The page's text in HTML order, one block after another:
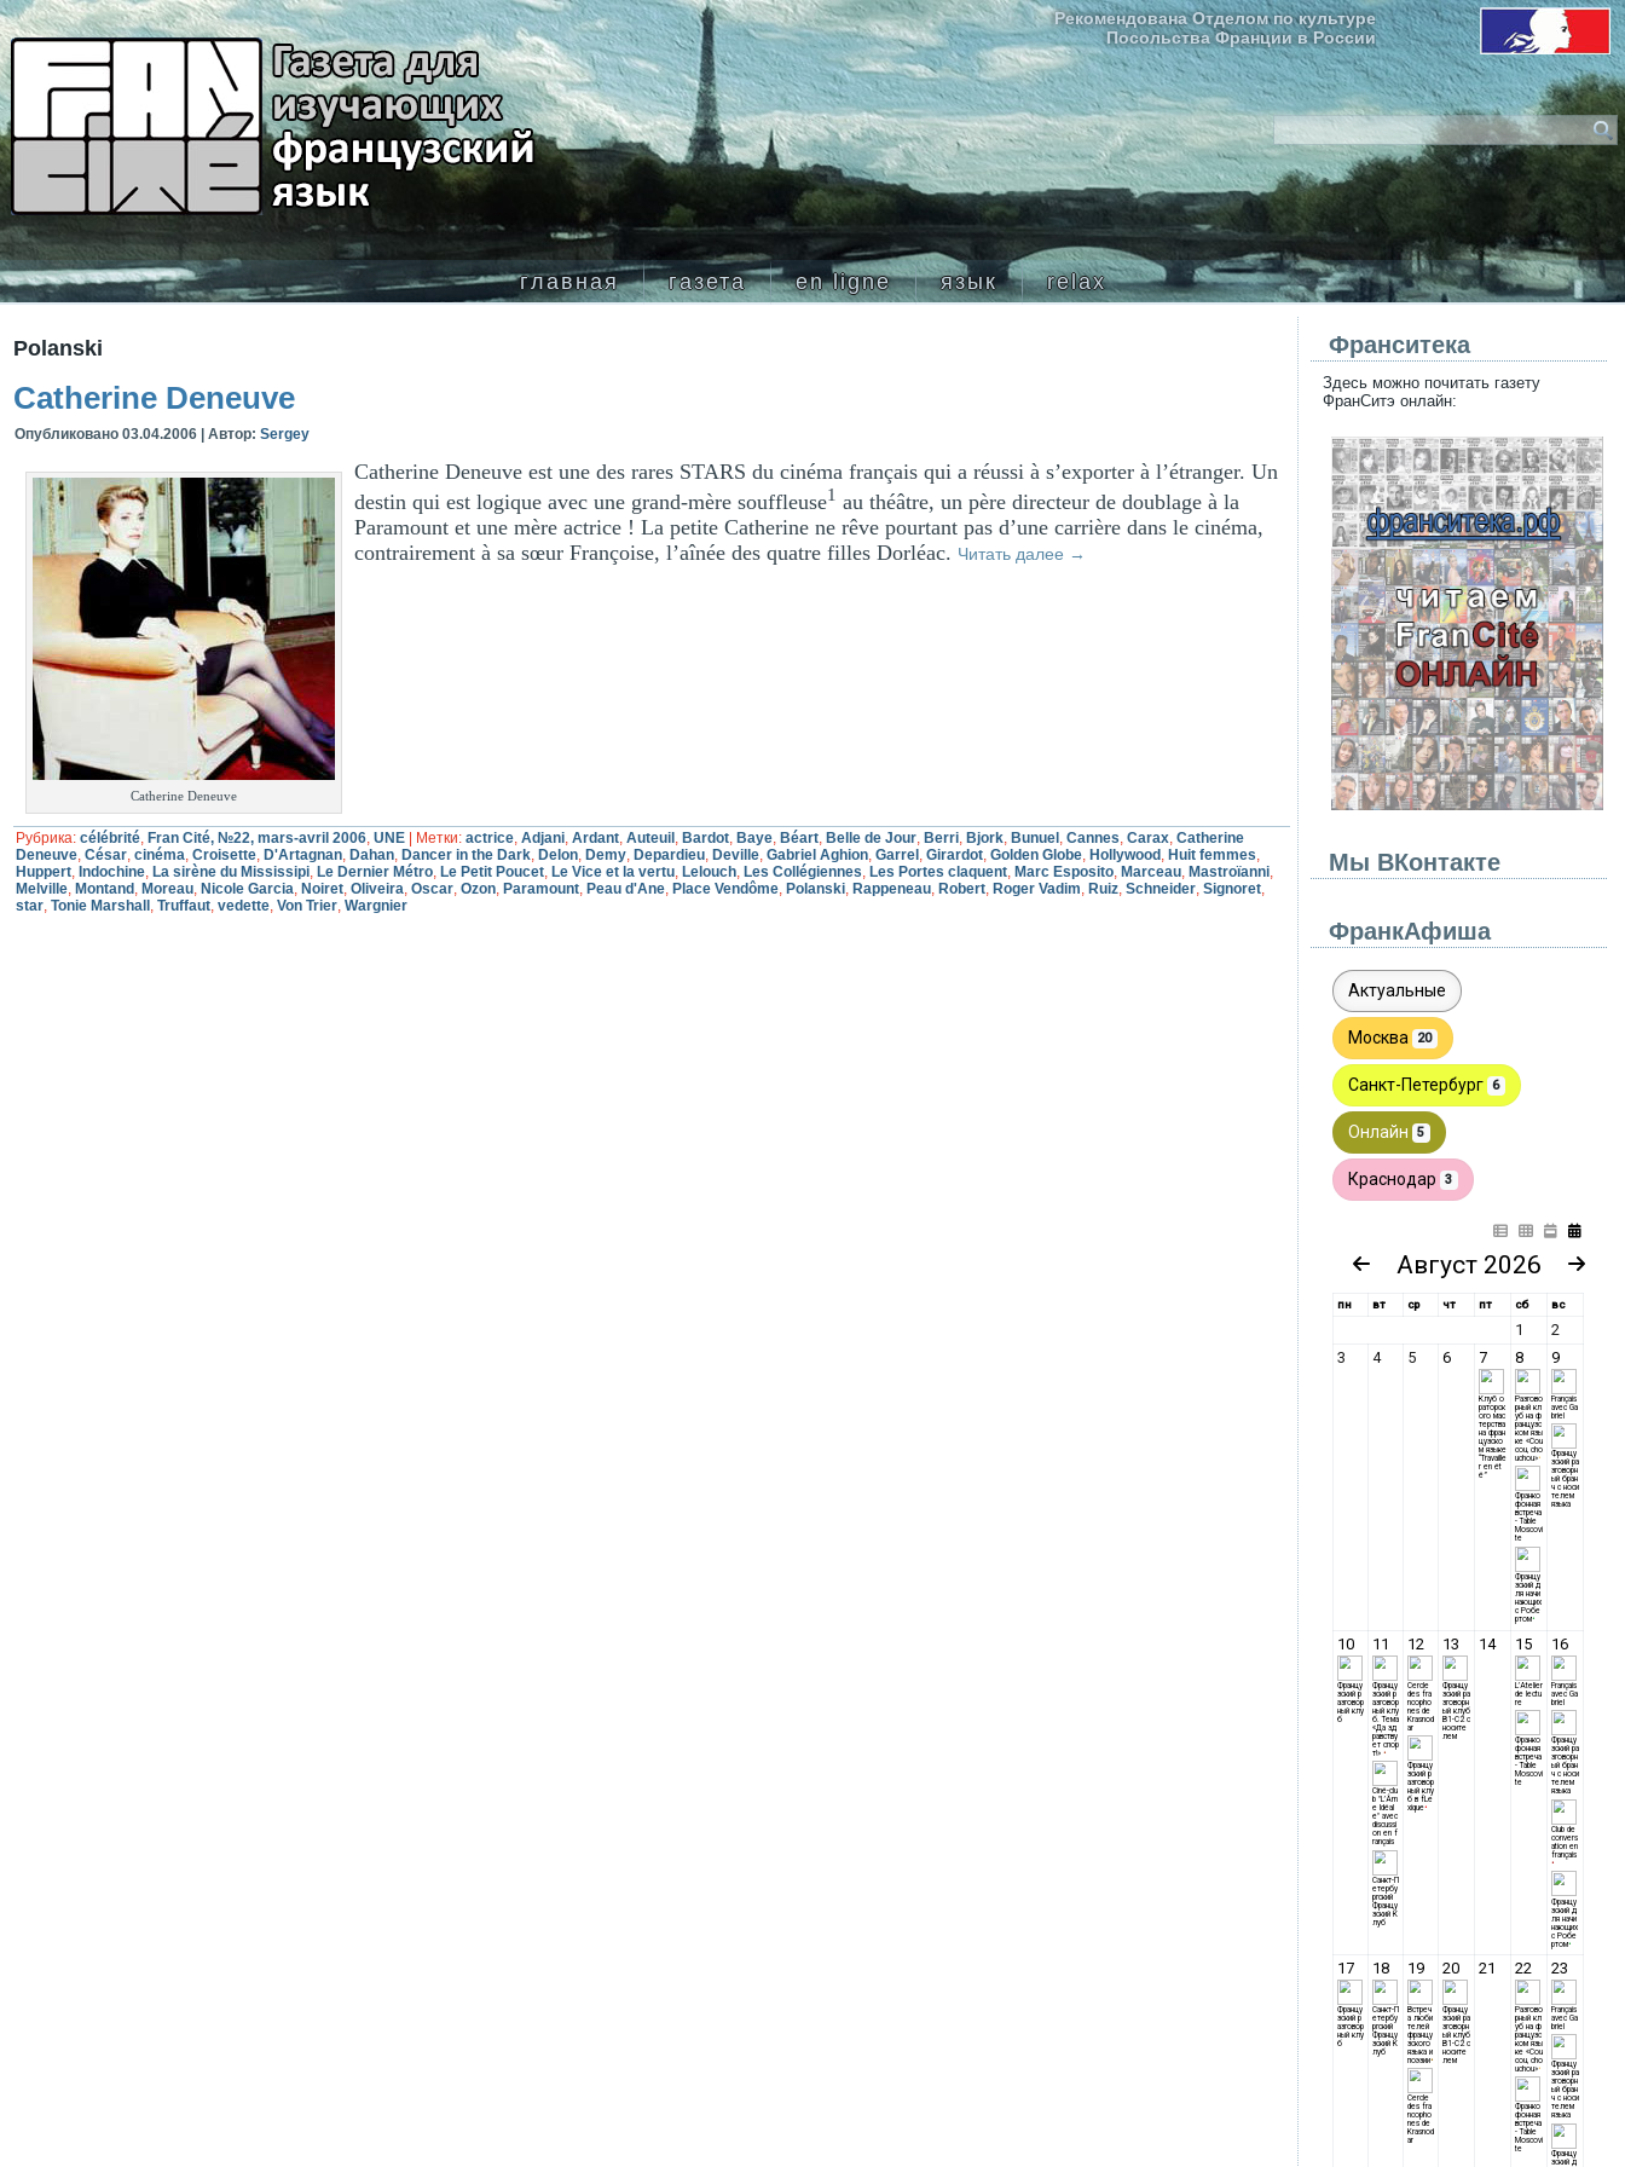
Рекомендована Отделом по культуре
Посольства Франции в России
главная газета en ligne язык relax
Polanski
Catherine Deneuve
Опубликовано 03.04.2006 Автор: Sergey
Catherine Deneuve
Catherine Deneuve est une des rares STARS du cinéma français qui a réussi à s’exporter à l’étranger. Un
destin qui est logique avec une grand-mère souffleuse1 au théâtre, un père directeur de doublage à la
Paramount et une mère actrice ! La petite Catherine ne rêve pourtant pas d’une carrière dans le cinéma,
contrairement à sa sœur Françoise, l’aînée des quatre filles Dorléac. Читать далее →
Рубрика: célébrité, Fran Cité, №22, mars-avril 2006, UNE Метки: actrice, Adjani, Ardant, Auteuil , Bardot, Baye, Béart, Belle de Jour, Berri, Bjork, Bunuel , Cannes, Carax, Catherine
Deneuve, César, cinéma, Croisette, D'Artagnan, Dahan, Dancer in the Dark, Delon, Demy, Depardieu, Deville, Gabriel Aghion, Garrel , Girardot, Golden Globe, Hollywood , Huit femmes,
Huppert, Indochine, La sirène du Mississipi, Le Dernier Métro, Le Petit Poucet, Le Vice et la vertu, Lelouch, Les Collégiennes, Les Portes claquent, Marc Esposito, Marceau, Mastroïanni,
Melville, Montand , Moreau, Nicole Garcia, Noiret, Oliveira, Oscar, Ozon, Paramount, Peau d'Ane, Place Vendôme, Polanski, Rappeneau, Robert, Roger Vadim, Ruiz, Schneider, Signoret,
star, Tonie Marshall , Truffaut, vedette, Von Trier, Wargnier
Франситека
Здесь можно почитать газету
ФранСитэ онлайн:
Мы ВКонтакте
ФранкАфиша